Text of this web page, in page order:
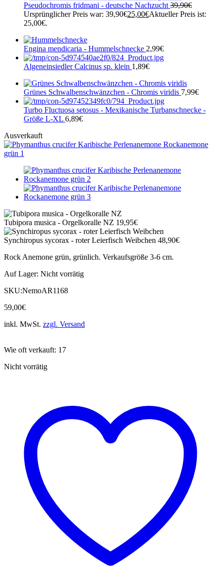
Pseudochromis fridmani - deutsche Nachzucht 39,90€
Ursprünglicher Preis war: 39,90€25,00€Aktueller Preis ist:
25,00€.
Engina mendicaria - Hummelschnecke 2,99€
Algeneinsiedler Calcinus sp. klein 1,89€
Grünes Schwalbenschwänzchen - Chromis viridis 7,99€
Turbo Fluctuosa setosus - Mexikanische Turbanschnecke -
Größe L-XL 6,89€
Ausverkauft
Tubipora musica - Orgelkoralle NZ 19,95€
Synchiropus sycorax - roter Leierfisch Weibchen 48,90€
Rock Anemone grün, grünlich. Verkaufsgröße 3-6 cm.
Auf Lager: Nicht vorrätig
SKU:NemoAR1168
59,00€
inkl. MwSt. zzgl. Versand
Wie oft verkauft: 17
Nicht vorrätig